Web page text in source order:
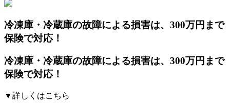
冷凍庫・冷蔵庫の故障による損害は、300万円まで
保険で対応！
冷凍庫・冷蔵庫の故障による損害は、300万円まで
保険で対応！
▼詳しくはこちら